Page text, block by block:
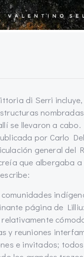
di Serri
se llevaron a
por Carlo
general del
que albergaba
comunidades
página de
y reuniones
e invitados;